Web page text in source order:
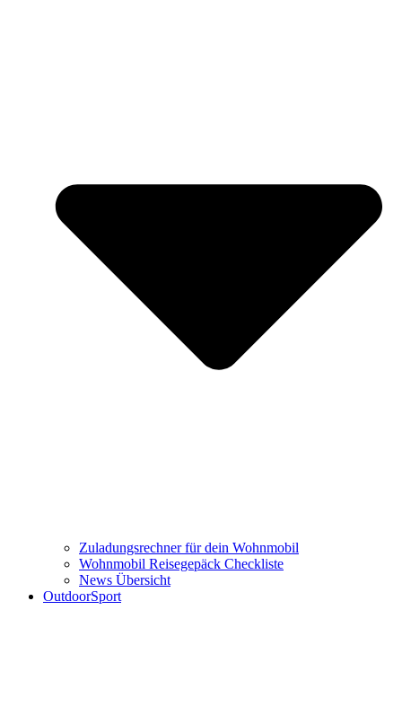
Zuladungsrechner für dein Wohnmobil
Wohnmobil Reisegepäck Checkliste
News Übersicht
OutdoorSport